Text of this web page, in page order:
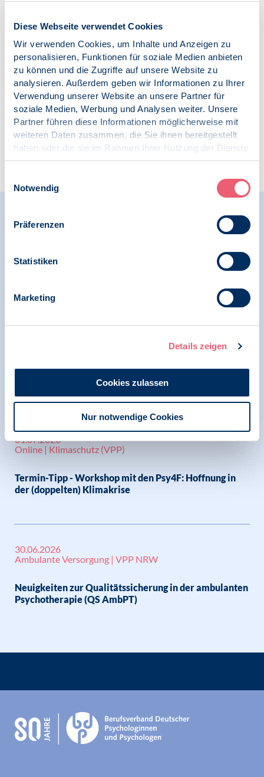
Diese Webseite verwendet Cookies
Wir verwenden Cookies, um Inhalte und Anzeigen zu
personalisieren, Funktionen für soziale Medien anbieten
zu können und die Zugriffe auf unsere Website zu
analysieren. Außerdem geben wir Informationen zu Ihrer
Verwendung unserer Website an unsere Partner für
soziale Medien, Werbung und Analysen weiter. Unsere
Partner führen diese Informationen möglicherweise mit
weiteren Daten zusammen, die Sie ihnen bereitgestellt
haben oder die sie im Rahmen Ihrer Nutzung der Dienste
gesammelt haben.
Notwendig
Präferenzen
Statistiken
Marketing
Details zeigen
Cookies zulassen
Nur notwendige Cookies
Gerechte psychotherapeutische Versorgung
Versorgung psychisch Kranker: Koalition will GKV-
Spargesetz nach dem Sommer etwas aufweichen, BDP,
Ärzteblatt
< 1 2 3 4 5 … >
Aktuelles aus den BDP-
weitere anzeigen
Psychotherapie in der Privatpraxis | Gerechte
GKV-Beitragssatzstabilisierungsgesetz beschlossen
01.07.2026
Online | Klimaschutz (VPP)
Termin-Tipp - Workshop mit den Psy4F: Hoffnung in
der (doppelten) Klimakrise
30.06.2026
Ambulante Versorgung | VPP NRW
Neuigkeiten zur Qualitätssicherung in der ambulanten
Psychotherapie (QS AmbPT)